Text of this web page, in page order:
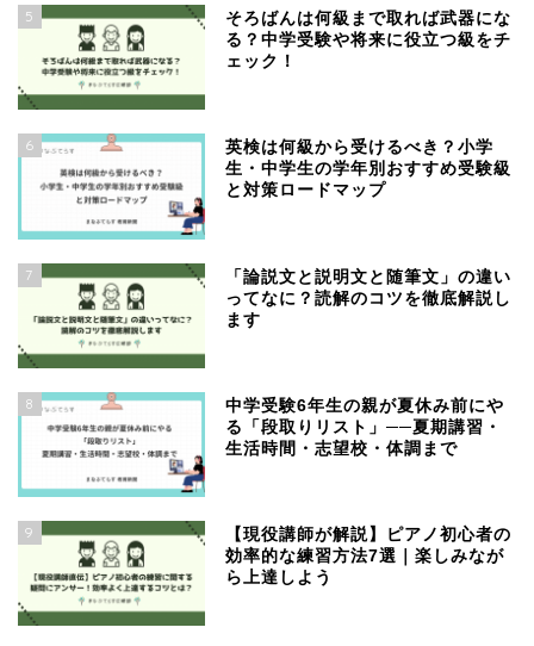
5
そろばんは何級まで取れば武器にな
る？中学受験や将来に役立つ級をチ
ェック！
6
英検は何級から受けるべき？小学
生・中学生の学年別おすすめ受験級
と対策ロードマップ
7
「論説文と説明文と随筆文」の違い
ってなに？読解のコツを徹底解説し
ます
8
中学受験6年生の親が夏休み前にや
る「段取りリスト」──夏期講習・
生活時間・志望校・体調まで
9
【現役講師が解説】ピアノ初心者の
効率的な練習方法7選｜楽しみなが
ら上達しよう